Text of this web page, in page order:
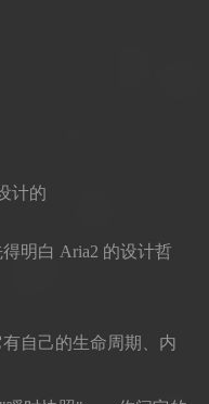
计的
明白 Aria2 的设计哲
自己的生命周期、内